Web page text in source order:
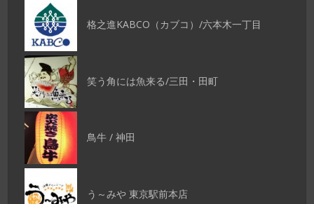
格之進KABCO（カブコ）/六本木一丁目
笑う角には魚来る/三田・田町
鳥牛 / 神田
う～みや 東京駅前本店